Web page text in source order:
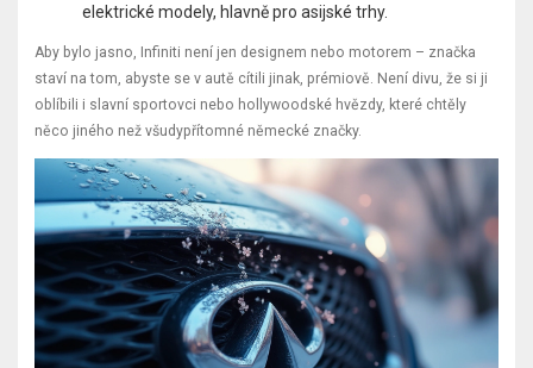
elektrické modely, hlavně pro asijské trhy.
Aby bylo jasno, Infiniti není jen designem nebo motorem – značka
staví na tom, abyste se v autě cítili jinak, prémiově. Není divu, že si ji
oblíbili i slavní sportovci nebo hollywoodské hvězdy, které chtěly
něco jiného než všudypřítomné německé značky.